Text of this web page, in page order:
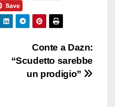
Conte a Dazn:
“Scudetto sarebbe
un prodigio”